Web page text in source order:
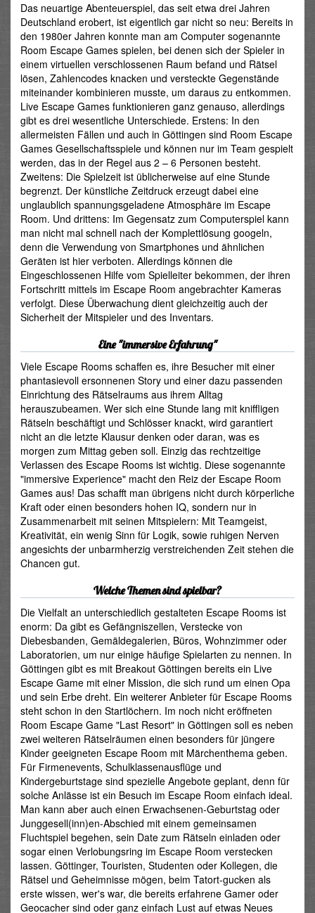
Das neuartige Abenteuerspiel, das seit etwa drei Jahren
Deutschland erobert, ist eigentlich gar nicht so neu: Bereits in
den 1980er Jahren konnte man am Computer sogenannte
Room Escape Games spielen, bei denen sich der Spieler in
einem virtuellen verschlossenen Raum befand und Rätsel
lösen, Zahlencodes knacken und versteckte Gegenstände
miteinander kombinieren musste, um daraus zu entkommen.
Live Escape Games funktionieren ganz genauso, allerdings
gibt es drei wesentliche Unterschiede. Erstens: In den
allermeisten Fällen und auch in Göttingen sind Room Escape
Games Gesellschaftsspiele und können nur im Team gespielt
werden, das in der Regel aus 2 – 6 Personen besteht.
Zweitens: Die Spielzeit ist üblicherweise auf eine Stunde
begrenzt. Der künstliche Zeitdruck erzeugt dabei eine
unglaublich spannungsgeladene Atmosphäre im Escape
Room. Und drittens: Im Gegensatz zum Computerspiel kann
man nicht mal schnell nach der Komplettlösung googeln,
denn die Verwendung von Smartphones und ähnlichen
Geräten ist hier verboten. Allerdings können die
Eingeschlossenen Hilfe vom Spielleiter bekommen, der ihren
Fortschritt mittels im Escape Room angebrachter Kameras
verfolgt. Diese Überwachung dient gleichzeitig auch der
Sicherheit der Mitspieler und des Inventars.
Eine "immersive Erfahrung"
Viele Escape Rooms schaffen es, ihre Besucher mit einer
phantasievoll ersonnenen Story und einer dazu passenden
Einrichtung des Rätselraums aus ihrem Alltag
herauszubeamen. Wer sich eine Stunde lang mit kniffligen
Rätseln beschäftigt und Schlösser knackt, wird garantiert
nicht an die letzte Klausur denken oder daran, was es
morgen zum Mittag geben soll. Einzig das rechtzeitige
Verlassen des Escape Rooms ist wichtig. Diese sogenannte
"immersive Experience" macht den Reiz der Escape Room
Games aus! Das schafft man übrigens nicht durch körperliche
Kraft oder einen besonders hohen IQ, sondern nur in
Zusammenarbeit mit seinen Mitspielern: Mit Teamgeist,
Kreativität, ein wenig Sinn für Logik, sowie ruhigen Nerven
angesichts der unbarmherzig verstreichenden Zeit stehen die
Chancen gut.
Welche Themen sind spielbar?
Die Vielfalt an unterschiedlich gestalteten Escape Rooms ist
enorm: Da gibt es Gefängniszellen, Verstecke von
Diebesbanden, Gemäldegalerien, Büros, Wohnzimmer oder
Laboratorien, um nur einige häufige Spielarten zu nennen. In
Göttingen gibt es mit Breakout Göttingen bereits ein Live
Escape Game mit einer Mission, die sich rund um einen Opa
und sein Erbe dreht. Ein weiterer Anbieter für Escape Rooms
steht schon in den Startlöchern. Im noch nicht eröffneten
Room Escape Game "Last Resort" in Göttingen soll es neben
zwei weiteren Rätselräumen einen besonders für jüngere
Kinder geeigneten Escape Room mit Märchenthema geben.
Für Firmenevents, Schulklassenausflüge und
Kindergeburtstage sind spezielle Angebote geplant, denn für
solche Anlässe ist ein Besuch im Escape Room einfach ideal.
Man kann aber auch einen Erwachsenen-Geburtstag oder
Junggesell(inn)en-Abschied mit einem gemeinsamen
Fluchtspiel begehen, sein Date zum Rätseln einladen oder
sogar einen Verlobungsring im Escape Room verstecken
lassen. Göttinger, Touristen, Studenten oder Kollegen, die
Rätsel und Geheimnisse mögen, beim Tatort-gucken als
erste wissen, wer's war, die bereits erfahrene Gamer oder
Geocacher sind oder ganz einfach Lust auf etwas Neues